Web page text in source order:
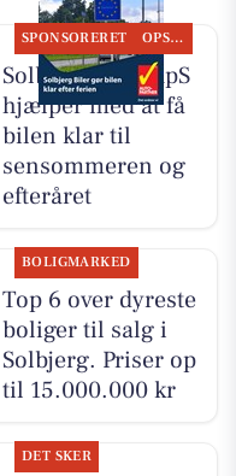
SPONSORERET OPSLAGSTAVLEN
Solbjerg Biler ApS
hjælper med at få
bilen klar til
sensommeren og
efteråret
BOLIGMARKED
Top 6 over dyreste
boliger til salg i
Solbjerg. Priser op
til 15.000.000 kr
DET SKER